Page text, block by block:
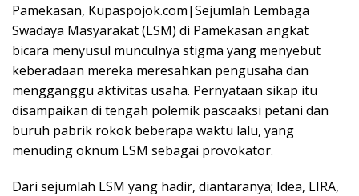
Pamekasan, Kupaspojok.com|Sejumlah Lembaga
Swadaya Masyarakat (LSM) di Pamekasan angkat
bicara menyusul munculnya stigma yang menyebut
keberadaan mereka meresahkan pengusaha dan
mengganggu aktivitas usaha. Pernyataan sikap itu
disampaikan di tengah polemik pascaaksi petani dan
buruh pabrik rokok beberapa waktu lalu, yang
menuding oknum LSM sebagai provokator.
Dari sejumlah LSM yang hadir, diantaranya; Idea, LIRA,